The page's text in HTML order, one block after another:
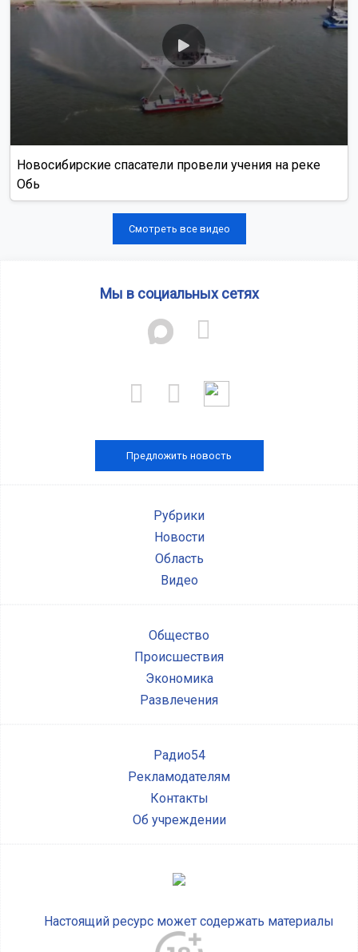
Новосибирские спасатели провели учения на реке
Обь
Смотреть все видео
Мы в социальных сетях
Предложить новость
Рубрики
Новости
Область
Видео
Общество
Происшествия
Экономика
Развлечения
Радио54
Рекламодателям
Контакты
Об учреждении
Настоящий ресурс может содержать материалы